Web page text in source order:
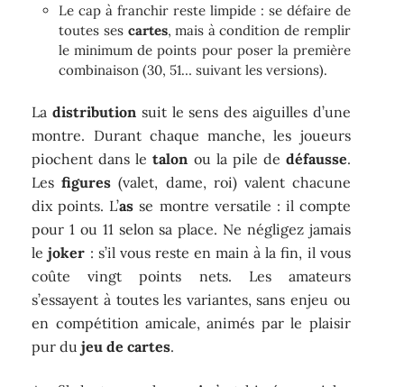
Le cap à franchir reste limpide : se défaire de
toutes ses cartes, mais à condition de remplir
le minimum de points pour poser la première
combinaison (30, 51… suivant les versions).
Ladistribution suit le sens des aiguilles d’une
montre. Durant chaque manche, les joueurs
piochent dans letalon ou la pile de défausse.
Lesfigures (valet, dame, roi) valent chacune
dix points. L’as se montre versatile : il compte
pour 1 ou 11 selon sa place. Ne négligez jamais
lejoker : s’il vous reste en main à la fin, il vous
coûte vingt points nets. Les amateurs
s’essayent à toutes les variantes, sans enjeu ou
en compétition amicale, animés par le plaisir
pur dujeu de cartes.